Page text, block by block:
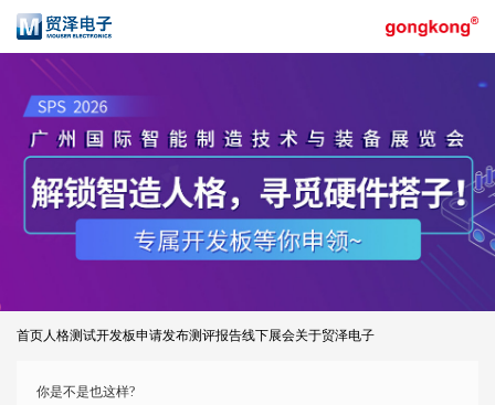
首页人格测试开发板申请发布测评报告线下展会关于贸泽电子
你是不是也这样?